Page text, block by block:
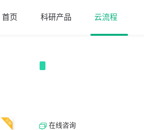
首页 科研产品 云流程
在线咨询